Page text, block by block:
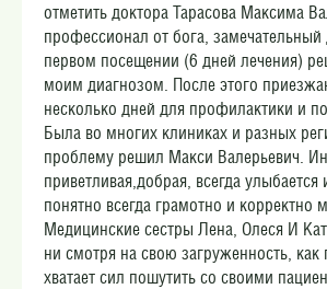
отметить доктора Тарасова Максима
профессионал от бога,
первом посещении (6 дней лечения)
моим диагнозом. После этого
несколько дней для профилактики и
Была во многих клиниках и разных
проблему решил Макси Валерьевич.
приветливая,добрая, всегда улыбается
понятно всегда грамотно и корректно
Медицинские сестры Лена, Олеся И
ни смотря на свою загруженность, как
хватает сил пошутить со своими